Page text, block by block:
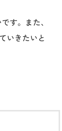
す。また、
いきたいと